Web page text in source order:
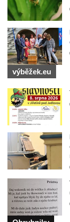
Kyselka
Švýcarský
Jindřichův
Altán v
Mattoniho
Bývalý
Bývalý Hotel
Dům čp. 254
Frinda)
Wolfrumova
Hotel
Budova
Labem
Vodní
výběžek.eu